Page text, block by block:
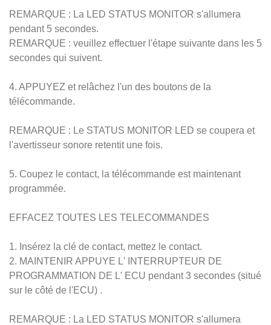
REMARQUE : La LED STATUS MONITOR s'allumera
pendant 5 secondes.
REMARQUE : veuillez effectuer l'étape suivante dans les 5
secondes qui suivent.
4. APPUYEZ et relâchez l'un des boutons de la
télécommande.
REMARQUE : Le STATUS MONITOR LED se coupera et
l'avertisseur sonore retentit une fois.
5. Coupez le contact, la télécommande est maintenant
programmée.
EFFACEZ TOUTES LES TELECOMMANDES
1. Insérez la clé de contact, mettez le contact.
2. MAINTENIR APPUYE L' INTERRUPTEUR DE
PROGRAMMATION DE L' ECU pendant 3 secondes (situé
sur le côté de l'ECU) .
REMARQUE : La LED STATUS MONITOR s'allumera